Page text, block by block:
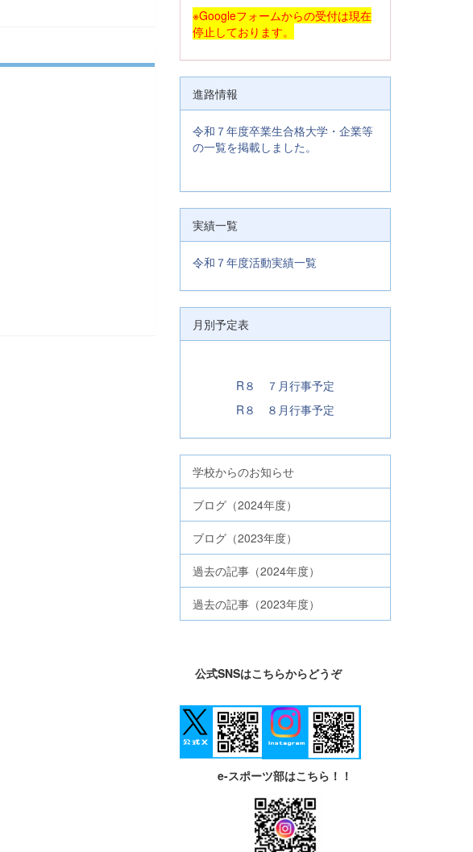
※Googleフォームからの受付は現在
停止しております。
進路情報
令和７年度卒業生合格大学・企業等
の一覧を掲載しました。
実績一覧
令和７年度活動実績一覧
月別予定表
R８ ７月行事予定
R８ ８月行事予定
学校からのお知らせ
ブログ（2024年度）
ブログ（2023年度）
過去の記事（2024年度）
過去の記事（2023年度）
公式SNSはこちらからどうぞ
e-スポーツ部はこちら！！